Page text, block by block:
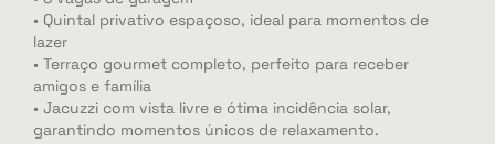
• Quintal privativo espaçoso, ideal para momentos de
lazer
• Terraço gourmet completo, perfeito para receber
amigos e família
• Jacuzzi com vista livre e ótima incidência solar,
garantindo momentos únicos de relaxamento.